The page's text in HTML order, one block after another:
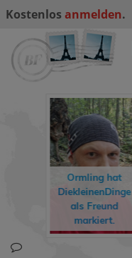
Kostenlos anmelden.
freddyundfelix
hat
buchreisendeein
Geschenk
gemacht.